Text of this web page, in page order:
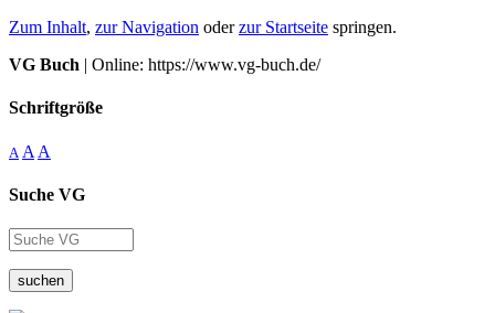
Zum Inhalt, zur Navigation oderzur Startseite springen.
VG Buch | Online: https://www.vg-buch.de/
Schriftgröße
A A A
Suche VG
suchen